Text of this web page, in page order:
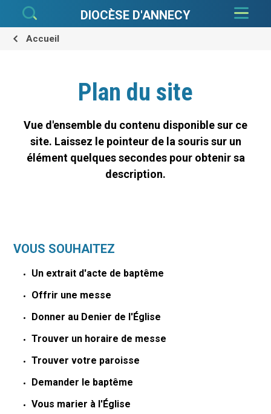
contenu.
Aller
personnels
DIOCÈSE D'ANNECY
Accueil
Plan du site
Vue d'ensemble du contenu disponible sur ce
site. Laissez le pointeur de la souris sur un
élément quelques secondes pour obtenir sa
description.
VOUS SOUHAITEZ
Un extrait d'acte de baptême
Offrir une messe
Donner au Denier de l'Église
Trouver un horaire de messe
Trouver votre paroisse
Demander le baptême
Vous marier à l'Église